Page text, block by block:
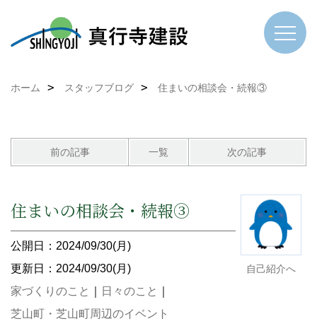
ホーム スタッフブログ 住まいの相談会・続報③
前の記事 一覧 次の記事
自己紹介へ
住まいの相談会・続報③
公開日：2024/09/30(月)
更新日：2024/09/30(月)
家づくりのこと
日々のこと
芝山町・芝山町周辺のイベント